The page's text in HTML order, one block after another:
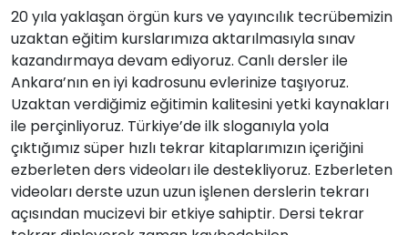
20 yıla yaklaşan örgün kurs ve yayıncılık tecrübemizin
uzaktan eğitim kurslarımıza aktarılmasıyla sınav
kazandırmaya devam ediyoruz. Canlı dersler ile
Ankara’nın en iyi kadrosunu evlerinize taşıyoruz.
Uzaktan verdiğimiz eğitimin kalitesini yetki kaynakları
ile perçinliyoruz. Türkiye’de ilk sloganıyla yola
çıktığımız süper hızlı tekrar kitaplarımızın içeriğini
ezberleten ders videoları ile destekliyoruz. Ezberleten
videoları derste uzun uzun işlenen derslerin tekrarı
açısından mucizevi bir etkiye sahiptir. Dersi tekrar